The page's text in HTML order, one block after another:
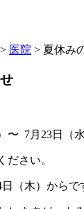
> 医院 > 夏休み
〜 7月23日（
ださい。
（木）からで